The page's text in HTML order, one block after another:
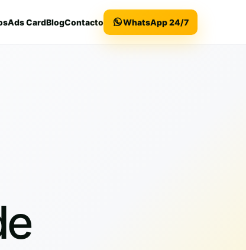
Ads CardBlogContacto WhatsApp 24/7